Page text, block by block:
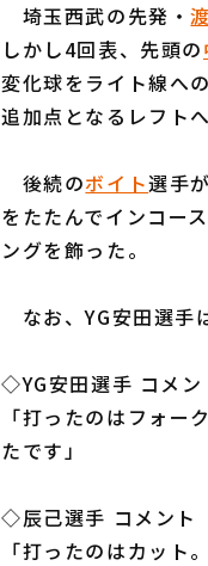
埼玉西武の先発・
しかし4回表、先頭の
変化球をライト線へ
追加点となるレフト
後続のボイト選手
をたたんでインコー
ングを飾った。
なお、YG安田選手
◇YG安田選手 コメン
「打ったのはフォー
たです」
◇辰己選手 コメント
「打ったのはカット